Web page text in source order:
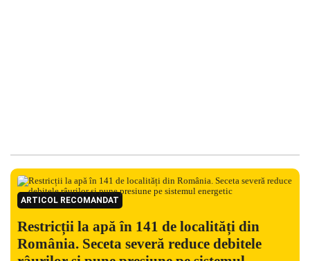
ARTICOL RECOMANDAT
Restricții la apă în 141 de localități din
România. Seceta severă reduce debitele